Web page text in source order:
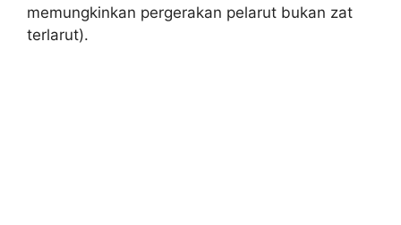
memungkinkan pergerakan pelarut bukan zat
terlarut).